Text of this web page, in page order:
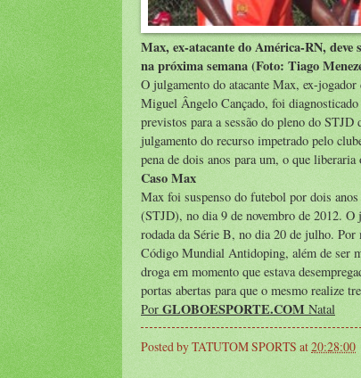
Max, ex-atacante do América-RN, deve
na próxima semana (Foto: Tiago
O julgamento do atacante Max, ex-
Miguel Ângelo Cançado, foi
previstos para a sessão do pleno do
julgamento do recurso impetrado pelo
pena de dois anos para um, o que
Caso Max
Max foi suspenso do futebol por dois
(STJD), no dia 9 de novembro de 2012.
rodada da Série B, no dia 20 de julho.
Código Mundial Antidoping, além de ser
droga em momento que estava
portas abertas para que o mesmo realize
Por GLOBOESPORTE.COM Natal
Posted byTATUTOM SPORTS at20:28:00